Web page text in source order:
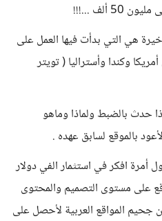
ألف ...!!!
هي التي بدأت فيها العمل على
وكندا وأستراليا ( تويتر
بالضبط ولماذا وماهو
بالموقع لسابق عهده .
أمرة افكر في استثمار الفي دولار
على مستوى التصميم والمحتوى
جحيم المواقع العربية لأحصل على